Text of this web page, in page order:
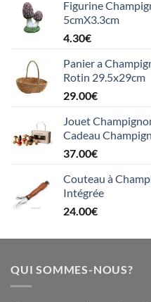
Figurine
5cmX3.3cm
4.30€
Panier a
Rotin 29.5x29cm
29.00€
Jouet
Cadeau
37.00€
Couteau à
Intégrée
24.00€
QUI SOMMES-NOUS?